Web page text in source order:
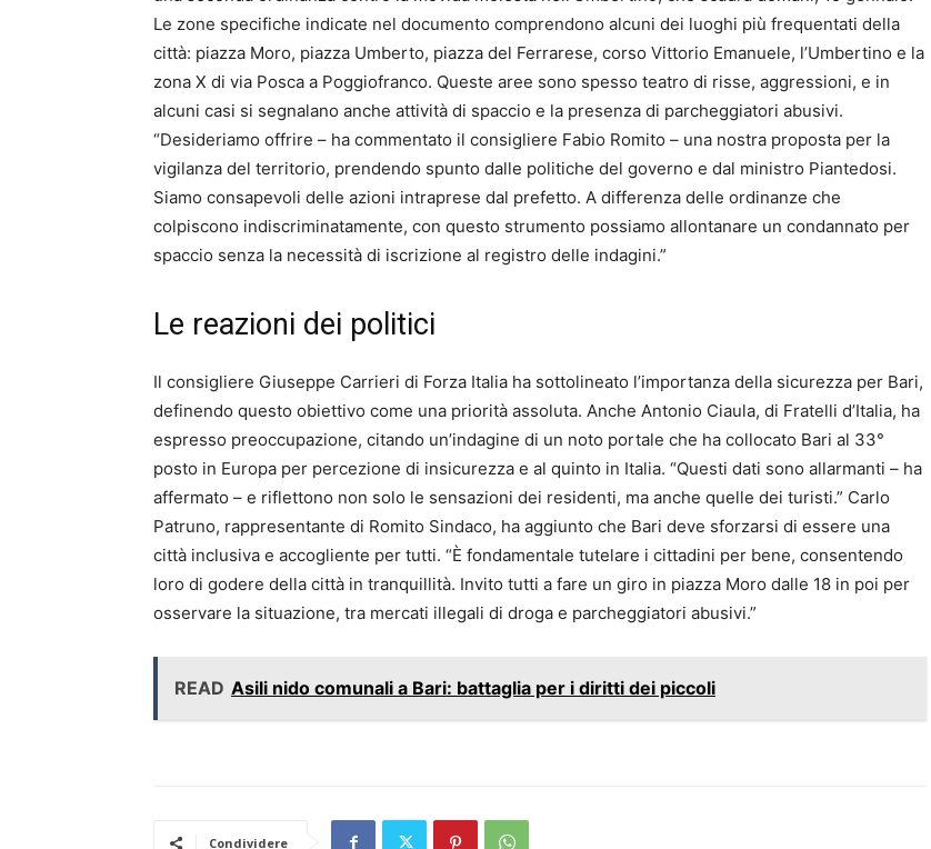
Le zone specifiche indicate nel documento comprendono alcuni dei luoghi più frequentati della
città: piazza Moro, piazza Umberto, piazza del Ferrarese, corso Vittorio Emanuele, l’Umbertino e la
zona X di via Posca a Poggiofranco. Queste aree sono spesso teatro di risse, aggressioni, e in
alcuni casi si segnalano anche attività di spaccio e la presenza di parcheggiatori abusivi.
“Desideriamo offrire – ha commentato il consigliere Fabio Romito – una nostra proposta per la
vigilanza del territorio, prendendo spunto dalle politiche del governo e dal ministro Piantedosi.
Siamo consapevoli delle azioni intraprese dal prefetto. A differenza delle ordinanze che
colpiscono indiscriminatamente, con questo strumento possiamo allontanare un condannato per
spaccio senza la necessità di iscrizione al registro delle indagini.”
Le reazioni dei politici
Il consigliere Giuseppe Carrieri di Forza Italia ha sottolineato l’importanza della sicurezza per Bari,
definendo questo obiettivo come una priorità assoluta. Anche Antonio Ciaula, di Fratelli d’Italia, ha
espresso preoccupazione, citando un’indagine di un noto portale che ha collocato Bari al 33°
posto in Europa per percezione di insicurezza e al quinto in Italia. “Questi dati sono allarmanti – ha
affermato – e riflettono non solo le sensazioni dei residenti, ma anche quelle dei turisti.” Carlo
Patruno, rappresentante di Romito Sindaco, ha aggiunto che Bari deve sforzarsi di essere una
città inclusiva e accogliente per tutti. “È fondamentale tutelare i cittadini per bene, consentendo
loro di godere della città in tranquillità. Invito tutti a fare un giro in piazza Moro dalle 18 in poi per
osservare la situazione, tra mercati illegali di droga e parcheggiatori abusivi.”
READ Asili nido comunali a Bari: battaglia per i diritti dei piccoli
Condividere